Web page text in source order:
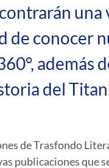
conocer
además
del
de Trasfondo
publicaciones que